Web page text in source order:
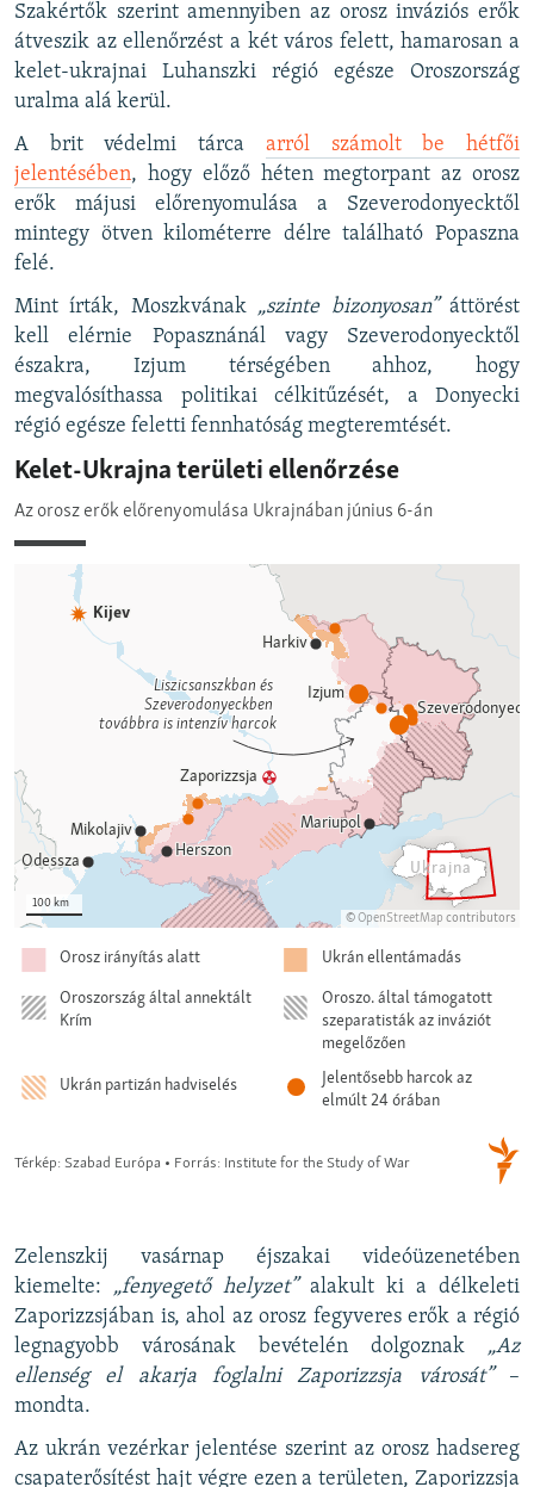
Szakértők szerint amennyiben az orosz inváziós erők
átveszik az ellenőrzést a két város felett, hamarosan a
kelet-ukrajnai Luhanszki régió egésze Oroszország
uralma alá kerül.
A brit védelmi tárca arról számolt be hétfői
jelentésében, hogy előző héten megtorpant az orosz
erők májusi előrenyomulása a Szeverodonyecktől
mintegy ötven kilométerre délre található Popaszna
felé.
Mint írták, Moszkvának „szinte bizonyosan”áttörést
kell elérnie Popasznánál vagy Szeverodonyecktől
északra, Izjum térségében ahhoz, hogy
megvalósíthassa politikai célkitűzését, a Donyecki
régió egésze feletti fennhatóság megteremtését.
Zelenszkij vasárnap éjszakai videóüzenetében
kiemelte: „fenyegető helyzet”alakult ki a délkeleti
Zaporizzsjában is, ahol az orosz fegyveres erők a régió
legnagyobb városának bevételén dolgoznak „Az
ellenség el akarja foglalni Zaporizzsja városát”–
mondta.
Az ukrán vezérkar jelentése szerint az orosz hadsereg
csapaterősítést hajt végre ezen a területen, Zaporizzsja